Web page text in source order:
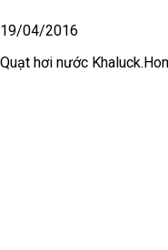
19/04/2016
Quạt hơi nước